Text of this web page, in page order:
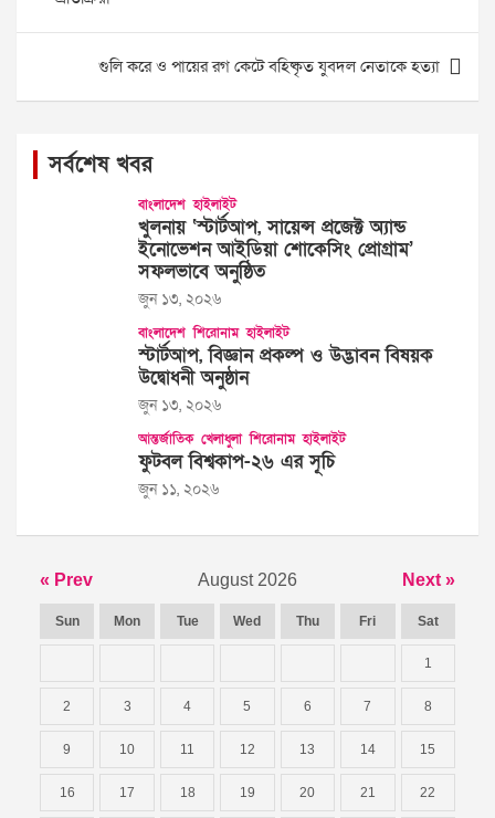
গুলি করে ও পায়ের রগ কেটে বহিষ্কৃত যুবদল নেতাকে হত্যা
সর্বশেষ খবর
বাংলাদেশ হাইলাইট
খুলনায় ‘স্টার্টআপ, সায়েন্স প্রজেক্ট অ্যান্ড
ইনোভেশন আইডিয়া শোকেসিং প্রোগ্রাম’
সফলভাবে অনুষ্ঠিত
জুন ১৩, ২০২৬
বাংলাদেশ শিরোনাম হাইলাইট
স্টার্টআপ, বিজ্ঞান প্রকল্প ও উদ্ভাবন বিষয়ক
উদ্বোধনী অনুষ্ঠান
জুন ১৩, ২০২৬
আন্তর্জাতিক খেলাধুলা শিরোনাম হাইলাইট
ফুটবল বিশ্বকাপ-২৬ এর সূচি
জুন ১১, ২০২৬
« Prev August 2026 Next »
Sun Mon Tue Wed Thu Fri Sat
1
2 3 4 5 6 7 8
9 10 11 12 13 14 15
16 17 18 19 20 21 22